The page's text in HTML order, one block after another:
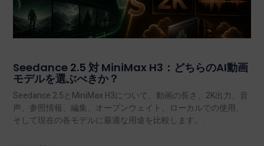
Seedance 2.5 対 MiniMax H3：どちらのAI動画
モデルを選ぶべきか？
Seedance 2.5とMiniMax H3について、動画の長さ、2K出力、音
声、参照情報、編集、オープンウェイト、ローカルでの使用、
そして現在の各モデルに最適な用途を比較します。.